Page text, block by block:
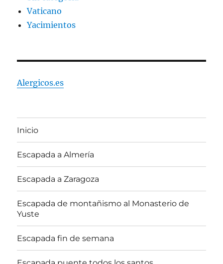
Vaticano
Yacimientos
Alergicos.es
Inicio
Escapada a Almería
Escapada a Zaragoza
Escapada de montañismo al Monasterio de
Yuste
Escapada fin de semana